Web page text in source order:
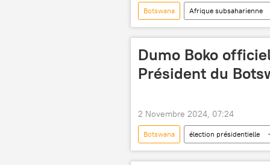
Botswana Afrique subsaharienne
salaire minimum
Opinion
Dumo Boko
Président du
2 Novembre 2024, 07:24
Botswana élection présidentielle